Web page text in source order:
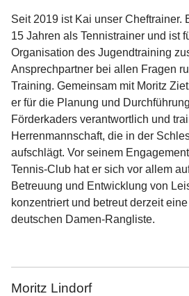
Seit 2019 ist Kai unser Cheftrainer.
15 Jahren als Tennistrainer und ist
Organisation des Jugendtraining
Ansprechpartner bei allen Fragen
Training. Gemeinsam mit Moritz
er für die Planung und
Förderkaders verantwortlich und
Herrenmannschaft, die in der
aufschlägt. Vor seinem
Tennis-Club hat er sich vor allem
Betreuung und Entwicklung von
konzentriert und betreut derzeit
deutschen Damen-Rangliste.
Moritz Lindorf